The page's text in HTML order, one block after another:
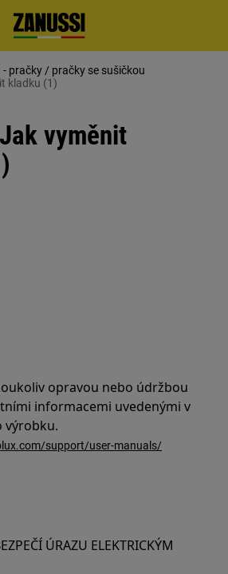
pračky / pračky se sušičkou
kladku (1)
vyměnit
opravou nebo údržbou
informacemi uvedenými v
výrobku.
support/user-manuals/
ÚRAZU ELEKTRICKÝM